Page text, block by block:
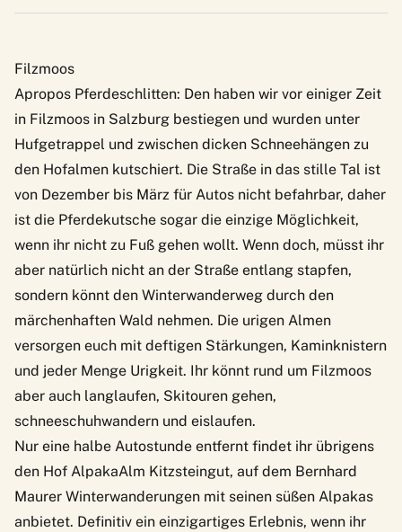
Filzmoos
Apropos Pferdeschlitten: Den haben wir vor einiger Zeit
in Filzmoos in Salzburg bestiegen und wurden unter
Hufgetrappel und zwischen dicken Schneehängen zu
den Hofalmen kutschiert. Die Straße in das stille Tal ist
von Dezember bis März für Autos nicht befahrbar, daher
ist die Pferdekutsche sogar die einzige Möglichkeit,
wenn ihr nicht zu Fuß gehen wollt. Wenn doch, müsst ihr
aber natürlich nicht an der Straße entlang stapfen,
sondern könnt den Winterwanderweg durch den
märchenhaften Wald nehmen. Die urigen Almen
versorgen euch mit deftigen Stärkungen, Kaminknistern
und jeder Menge Urigkeit. Ihr könnt rund um Filzmoos
aber auch langlaufen, Skitouren gehen,
schneeschuhwandern und eislaufen.
Nur eine halbe Autostunde entfernt findet ihr übrigens
den Hof AlpakaAlm Kitzsteingut, auf dem Bernhard
Maurer Winterwanderungen mit seinen süßen Alpakas
anbietet. Definitiv ein einzigartiges Erlebnis, wenn ihr